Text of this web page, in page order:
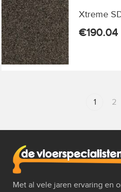
Xtreme
€190.04
1 2
Met al vele jaren ervaring en